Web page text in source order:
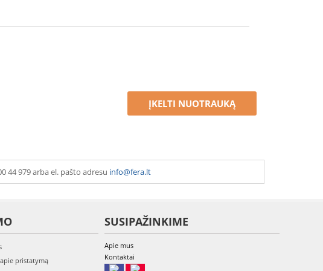
ĮKELTI NUOTRAUKĄ
44 979 arba el. pašto adresu info@fera.lt
pristatymą
SUSIPAŽINKIME
Apie mus
Kontaktai